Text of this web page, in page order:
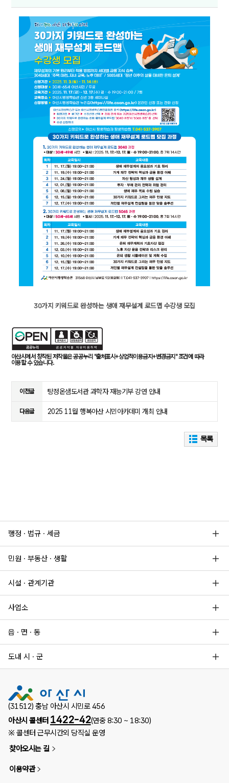
30가지 키워드로 완성하는 생애 재무설계 로드맵 수강생 모집
아산시에서 창작된 저작물은 공공누리 "출처표시+상업적이용금지+변경금지" 조건에 따라
이용할 수 있습니다.
이전글 탕정온샘도서관 과학자 재능기부 강연 안내
다음글 2025 11월 행복아산 시민아카데미 개최 안내
목록
행정 · 법규 · 세금
민원 · 부동산 · 생활
시설 · 관계기관
사업소
읍 · 면 · 동
도내 시 · 군
(31512) 충남 아산시 시민로 456
아산시 콜센터 1422-42(연중 8:30 ~ 18:30)
※ 콜센터 근무시간외 당직실 운영
찾아오시는 길
이용약관